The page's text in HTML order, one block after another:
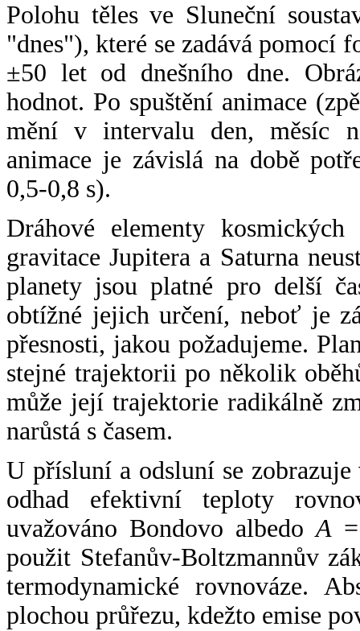
Polohu těles ve Sluneční
"dnes"), které se zadává pomocí
±50 let od dnešního dne.
hodnot. Po spuštění animace
mění v intervalu den, měsíc
animace je závislá na době
0,5-0,8 s).
Dráhové elementy
gravitace Jupitera a Saturna
planety jsou platné pro delší
obtížné jejich určení, neboť je
přesnosti, jakou požadujeme.
stejné trajektorii po několik
může její trajektorie radikálně
narůstá s časem.
U přísluní a odsluní se
odhad efektivní teploty
uvažováno Bondovo albedoA
použit Stefanův-Boltzmannův
termodynamické rovnováze.
plochou průřezu, kdežto emise